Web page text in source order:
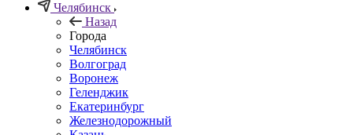
Челябинск
Назад
Города
Челябинск
Волгоград
Воронеж
Геленджик
Екатеринбург
Железнодорожный